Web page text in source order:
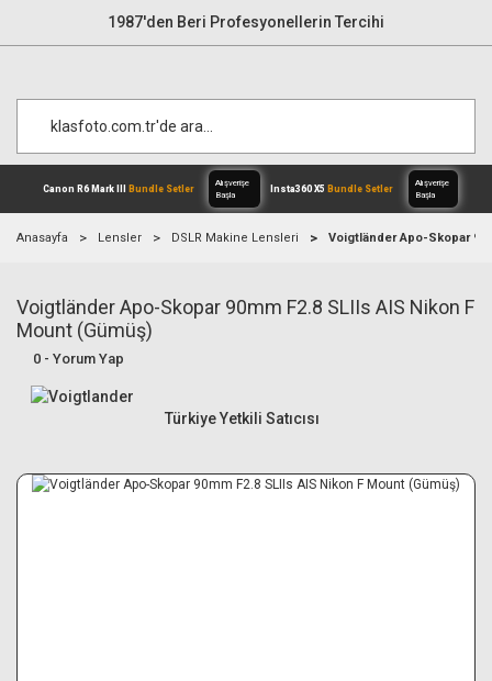
1987'den Beri Profesyonellerin Tercihi
Canon R6 Mark IIIBundle Setler
Alışverişe
Anasayfa Lensler DSLR Makine Lensleri Voigtländer Apo-Skopar
Voigtländer Apo-Skopar 90mm F2.8 SLIIs AIS Nikon F
Mount (Gümüş)
0 - Yorum Yap
Türkiye Yetkili Satıcısı